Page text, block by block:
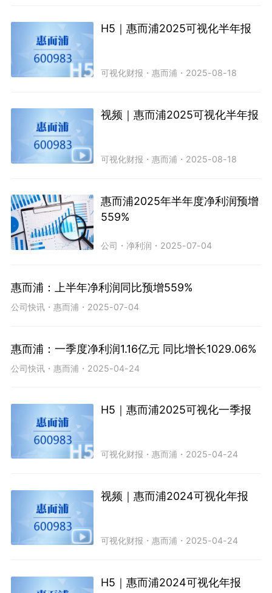
H5｜惠而浦2025可视化半年报
可视化财报 ・惠而浦 ・ 2025-08-18
视频｜惠而浦2025可视化半年报
可视化财报 ・惠而浦 ・ 2025-08-18
惠而浦2025年半年度净利润预增
559%
公司 ・净利润 ・ 2025-07-04
惠而浦：上半年净利润同比预增559%
公司快讯・ 惠而浦 ・ 2025-07-04
惠而浦：一季度净利润1.16亿元 同比增长1029.06%
公司快讯・ 惠而浦 ・ 2025-04-24
H5｜惠而浦2025可视化一季报
可视化财报 ・惠而浦 ・ 2025-04-24
视频｜惠而浦2024可视化年报
可视化财报 ・惠而浦 ・ 2025-04-24
H5｜惠而浦2024可视化年报